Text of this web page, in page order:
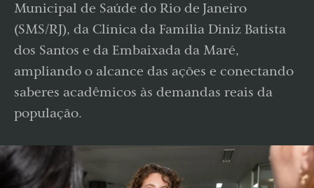
Municipal de Saúde do Rio de Janeiro
(SMS/RJ), da Clínica da Família Diniz Batista
dos Santos e da Embaixada da Maré,
ampliando o alcance das ações e conectando
saberes acadêmicos às demandas reais da
população.